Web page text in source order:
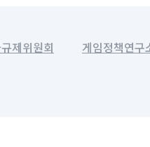
제위원회 게임정책연구